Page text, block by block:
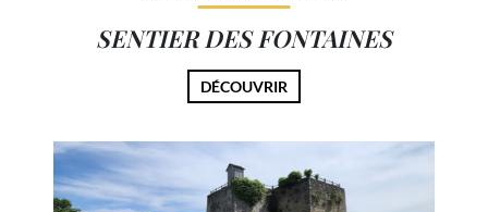
SENTIER DES FONTAINES
DÉCOUVRIR